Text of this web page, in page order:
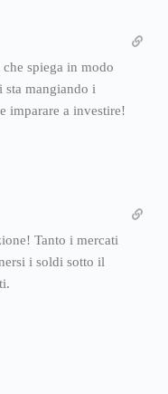
spiega in modo
sta mangiando i
imparare a investire!
Tanto i mercati
i soldi sotto il